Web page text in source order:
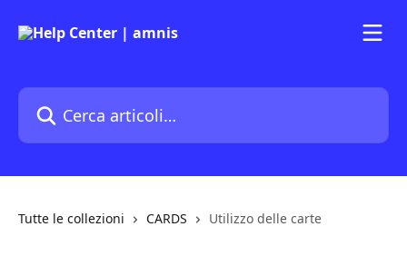
Cerca articoli…
Tutte le collezioni CARDS Utilizzo delle carte